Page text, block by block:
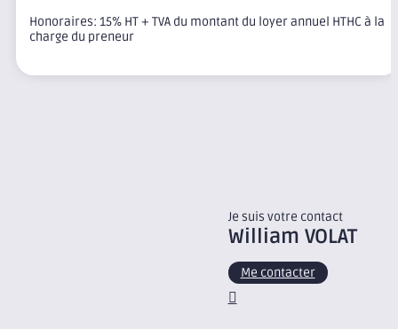
Honoraires: 15% HT + TVA du montant du loyer annuel HTHC à la
charge du preneur
Je suis votre contact
William VOLAT
Me contacter